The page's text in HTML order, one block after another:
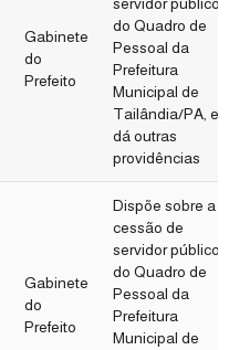
Gabinete
do
Prefeito
do Quadro de
Pessoal da
Prefeitura
Municipal de
Tailândia/PA, e
dá outras
providências
Gabinete
do
Prefeito
Dispõe sobre a
cessão de
servidor público
do Quadro de
Pessoal da
Prefeitura
Municipal de